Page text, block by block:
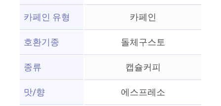
카페인 유형
카페인
호환기종
돌체구스토
종류
캡슐커피
맛/향
에스프레소